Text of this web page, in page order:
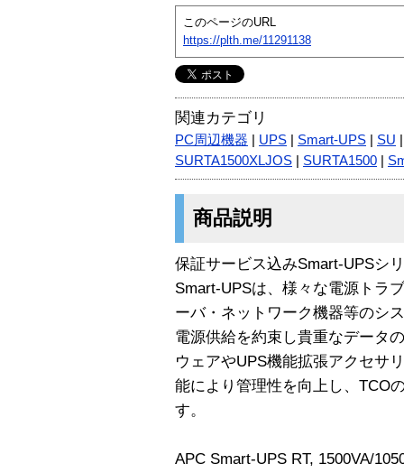
このページのURL
https://plth.me/11291138
関連カテゴリ
PC周辺機器 UPS Smart-UPS SU
SURTA1500XLJOS
SURTA1500
商品説明
保証サービス込みSmart-UPSシ
Smart-UPSは、様々な電源トラ
ーバ・ネットワーク機器等のシ
電源供給を約束し貴重なデータ
ウェアやUPS機能拡張アクセサ
能により管理性を向上し、TCO
す。
APC Smart-UPS RT, 1500VA/